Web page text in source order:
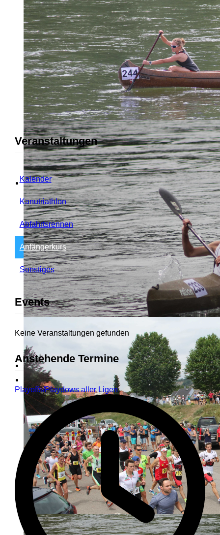
Veranstaltungen
Kalender
Kanutriathlon
Abfahrtsrennen
Anfängerkurs
Sonstiges
Events
Keine Veranstaltungen gefunden
Anstehende Termine
Playoffs/Playdows aller Ligen